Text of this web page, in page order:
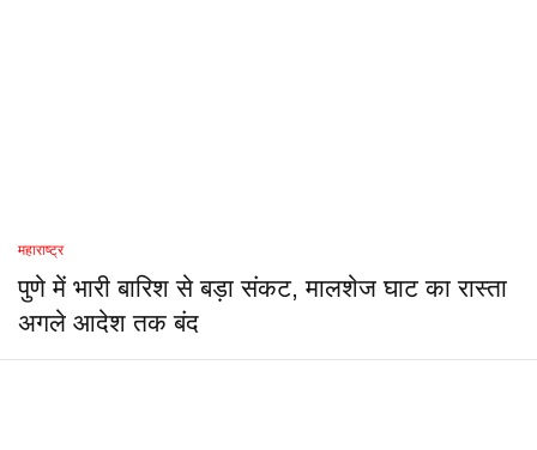
महाराष्ट्र
पुणे में भारी बारिश से बड़ा संकट, मालशेज घाट का रास्ता
अगले आदेश तक बंद